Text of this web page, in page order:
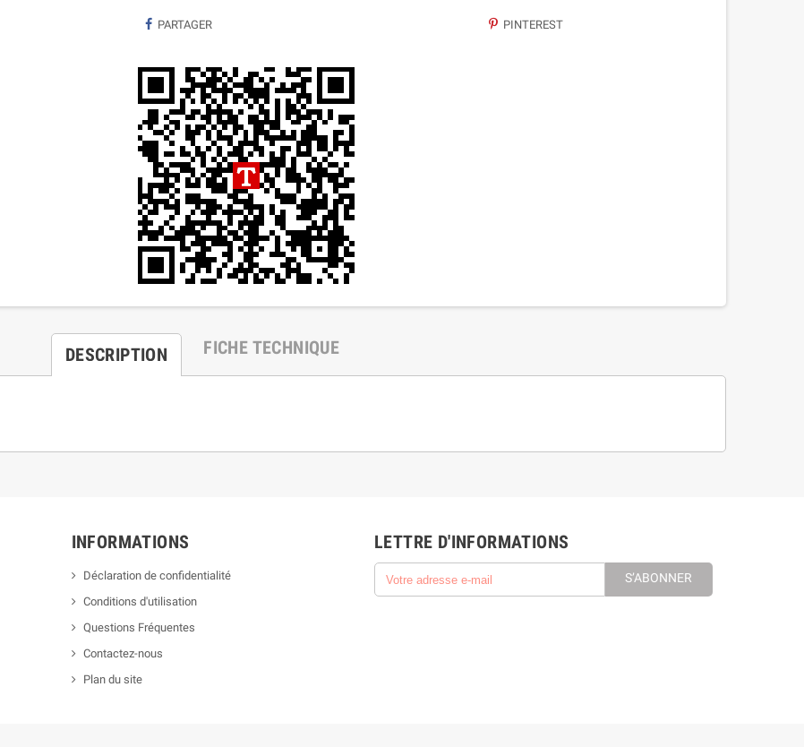
PARTAGER PINTEREST
DESCRIPTION FICHE TECHNIQUE
INFORMATIONS
Déclaration de confidentialité
Conditions d'utilisation
Questions Fréquentes
Contactez-nous
Plan du site
LETTRE D'INFORMATIONS
S’ABONNER